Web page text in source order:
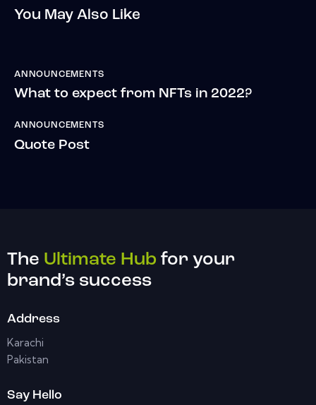
You May Also Like
ANNOUNCEMENTS
What to expect from NFTs in 2022?
ANNOUNCEMENTS
Quote Post
The Ultimate Hub for your
brand’s success
Address
Karachi
Pakistan
Say Hello